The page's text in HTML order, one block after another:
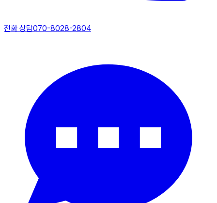
전화 상담070-8028-2804